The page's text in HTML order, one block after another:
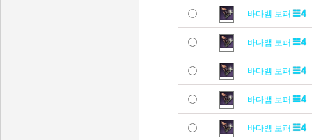
바다뱀 보패
바다뱀 보패
바다뱀 보패
바다뱀 보패
바다뱀 보패